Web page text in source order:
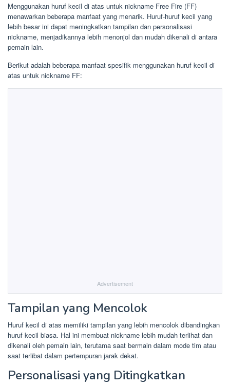
Menggunakan huruf kecil di atas untuk nickname Free Fire (FF)
menawarkan beberapa manfaat yang menarik. Huruf-huruf kecil yang
lebih besar ini dapat meningkatkan tampilan dan personalisasi
nickname, menjadikannya lebih menonjol dan mudah dikenali di antara
pemain lain.
Berikut adalah beberapa manfaat spesifik menggunakan huruf kecil di
atas untuk nickname FF:
Advertisement
Tampilan yang Mencolok
Huruf kecil di atas memiliki tampilan yang lebih mencolok dibandingkan
huruf kecil biasa. Hal ini membuat nickname lebih mudah terlihat dan
dikenali oleh pemain lain, terutama saat bermain dalam mode tim atau
saat terlibat dalam pertempuran jarak dekat.
Personalisasi yang Ditingkatkan